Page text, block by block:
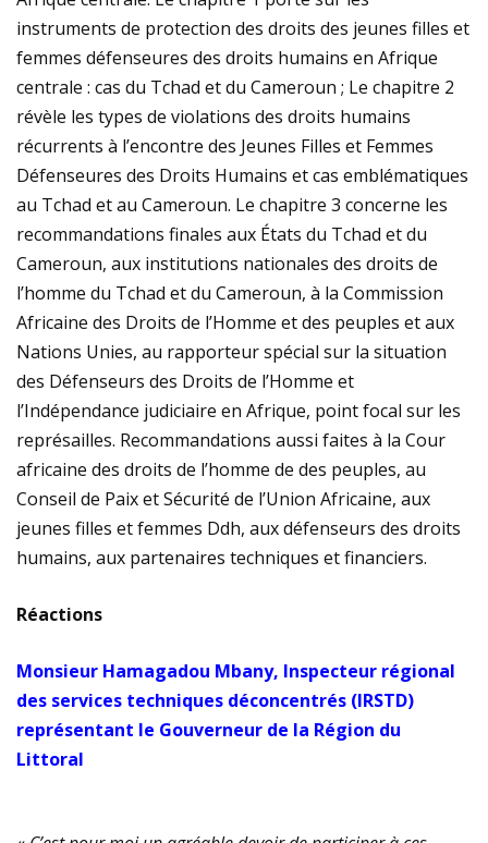
instruments de protection des droits des jeunes filles et
femmes défenseures des droits humains en Afrique
centrale : cas du Tchad et du Cameroun ; Le chapitre 2
révèle les types de violations des droits humains
récurrents à l’encontre des Jeunes Filles et Femmes
Défenseures des Droits Humains et cas emblématiques
au Tchad et au Cameroun. Le chapitre 3 concerne les
recommandations finales aux États du Tchad et du
Cameroun, aux institutions nationales des droits de
l’homme du Tchad et du Cameroun, à la Commission
Africaine des Droits de l’Homme et des peuples et aux
Nations Unies, au rapporteur spécial sur la situation
des Défenseurs des Droits de l’Homme et
l’Indépendance judiciaire en Afrique, point focal sur les
représailles. Recommandations aussi faites à la Cour
africaine des droits de l’homme de des peuples, au
Conseil de Paix et Sécurité de l’Union Africaine, aux
jeunes filles et femmes Ddh, aux défenseurs des droits
humains, aux partenaires techniques et financiers.
Réactions
Monsieur Hamagadou Mbany, Inspecteur régional
des services techniques déconcentrés (IRSTD)
représentant le Gouverneur de la Région du
Littoral